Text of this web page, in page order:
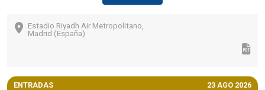
Estadio Riyadh Air Metropolitano,
Madrid (España)
ENTRADAS 23 AGO 2026